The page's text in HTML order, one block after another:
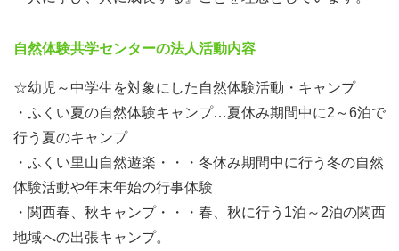
要となります。
受付は先着順です （1次締切：各日程の10日前 ※必着）
※ 定員状況により2次募集を実施しています。 締め切り後
の申込は事前に問合せください。
【申込み後の流れ】
「承諾書の送付」・・・申込後、原則2週間以内に受入の
有無の結果を通知。
自然体験共学センターの法人活動内容
☆幼児～中学生を対象にした自然体験活動・キャンプ
・ふくい夏の自然体験キャンプ…夏休み期間中に2～6泊で
行う夏のキャンプ
・ふくい里山自然遊楽・・・冬休み期間中に行う冬の自然
体験活動や年末年始の行事体験
・関西春、秋キャンプ・・・春、秋に行う1泊～2泊の関西
地域への出張キャンプ。